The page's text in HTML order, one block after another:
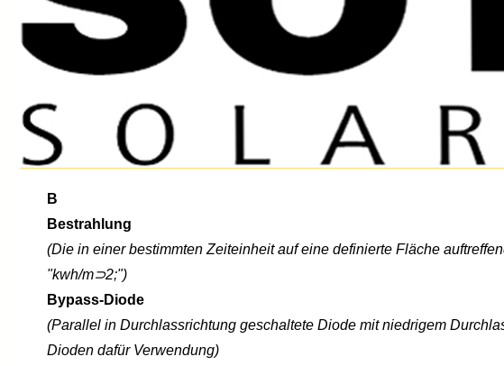
B
Bestrahlung
(Die in einer bestimmten Zeiteinheit auf eine definierte Fläche
"kwh/m⊃2;")
Bypass-Diode
(Parallel in Durchlassrichtung geschaltete Diode mit niedrigem
Dioden dafür Verwendung)